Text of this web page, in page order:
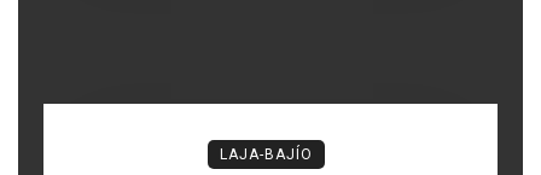
LAJA-BAJÍO